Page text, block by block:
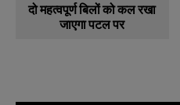
दो महत्वपूर्ण बिलों को कल रखा
जाएगा पटल पर